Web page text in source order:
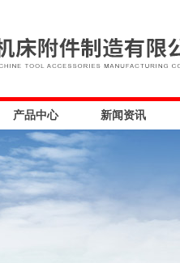
产品中心 新闻资讯